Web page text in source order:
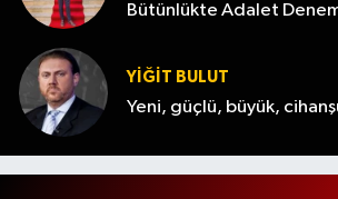
Bütünlükte Adalet
YİĞİT BULUT
Yeni, güçlü, büyük,